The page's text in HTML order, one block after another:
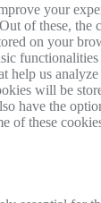
your
of these, the
on your
help us
will be
have the
of these